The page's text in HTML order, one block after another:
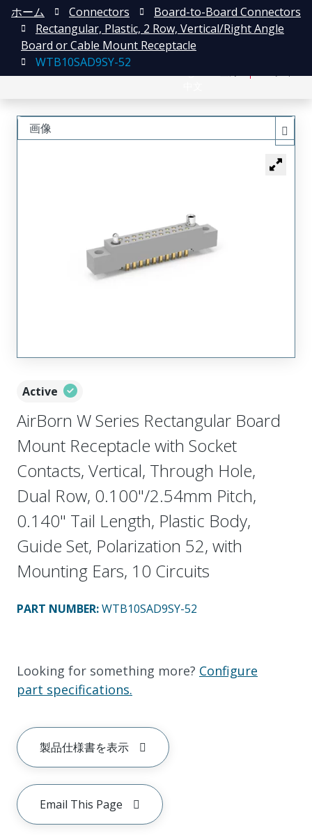
ホーム Connectors
Board-to-Board Connectors
Rectangular, Plastic, 2 Row, Vertical/Right Angle
Board or Cable Mount Receptacle
WTB10SAD9SY-52
Active
AirBorn W Series Rectangular Board
Mount Receptacle with Socket
Contacts, Vertical, Through Hole,
Dual Row, 0.100"/2.54mm Pitch,
0.140" Tail Length, Plastic Body,
Guide Set, Polarization 52, with
Mounting Ears, 10 Circuits
PART NUMBER:WTB10SAD9SY-52
Looking for something more? Configure
part specifications.
製品仕様書を表示
Email This Page
画像